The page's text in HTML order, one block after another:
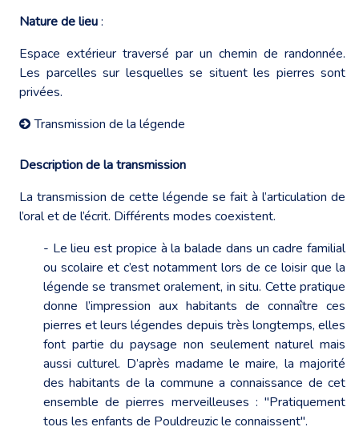
Nature de lieu:
Espace extérieur traversé par un chemin de randonnée.
Les parcelles sur lesquelles se situent les pierres sont
privées.
Transmission de la légende
Description de la transmission
La transmission de cette légende se fait à l’articulation de
l’oral et de l’écrit. Différents modes coexistent.
- Le lieu est propice à la balade dans un cadre familial
ou scolaire et c’est notamment lors de ce loisir que la
légende se transmet oralement, in situ. Cette pratique
donne l’impression aux habitants de connaître ces
pierres et leurs légendes depuis très longtemps, elles
font partie du paysage non seulement naturel mais
aussi culturel. D’après madame le maire, la majorité
des habitants de la commune a connaissance de cet
ensemble de pierres merveilleuses : "Pratiquement
tous les enfants de Pouldreuzic le connaissent".